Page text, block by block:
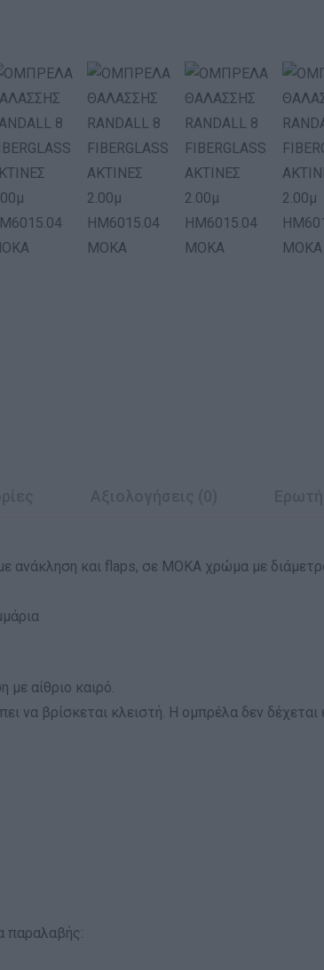
ανάκληση και flaps, σε ΜΟΚΑ χρώμα με
με αίθριο καιρό.
να βρίσκεται κλειστή. Η ομπρέλα δεν δέχεται
παραλαβής: